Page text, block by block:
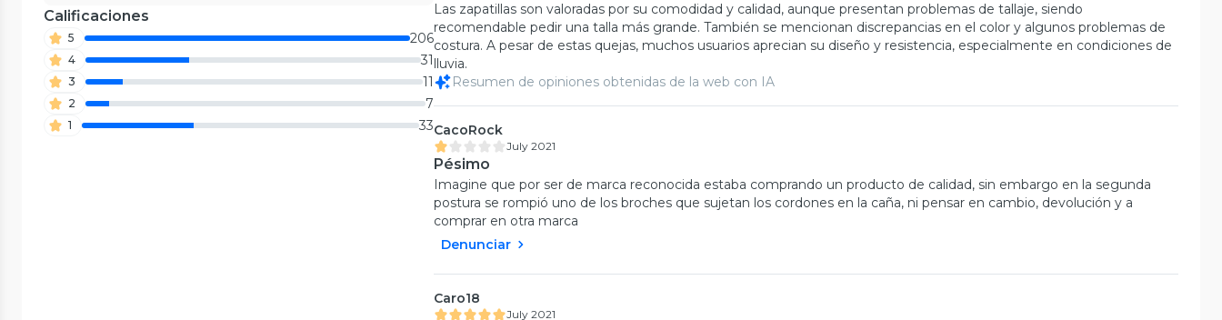
Calificaciones
5 206
4 31
3 11
2 7
1 33
Las zapatillas son valoradas por su comodidad y calidad, aunque presentan problemas de tallaje, siendo
recomendable pedir una talla más grande. También se mencionan discrepancias en el color y algunos problemas de
costura. A pesar de estas quejas, muchos usuarios aprecian su diseño y resistencia, especialmente en condiciones de
lluvia.
Resumen de opiniones obtenidas de la web con IA
CacoRock
July 2021
Pésimo
Imagine que por ser de marca reconocida estaba comprando un producto de calidad, sin embargo en la segunda
postura se rompió uno de los broches que sujetan los cordones en la caña, ni pensar en cambio, devolución y a
comprar en otra marca
Denunciar
Caro18
July 2021